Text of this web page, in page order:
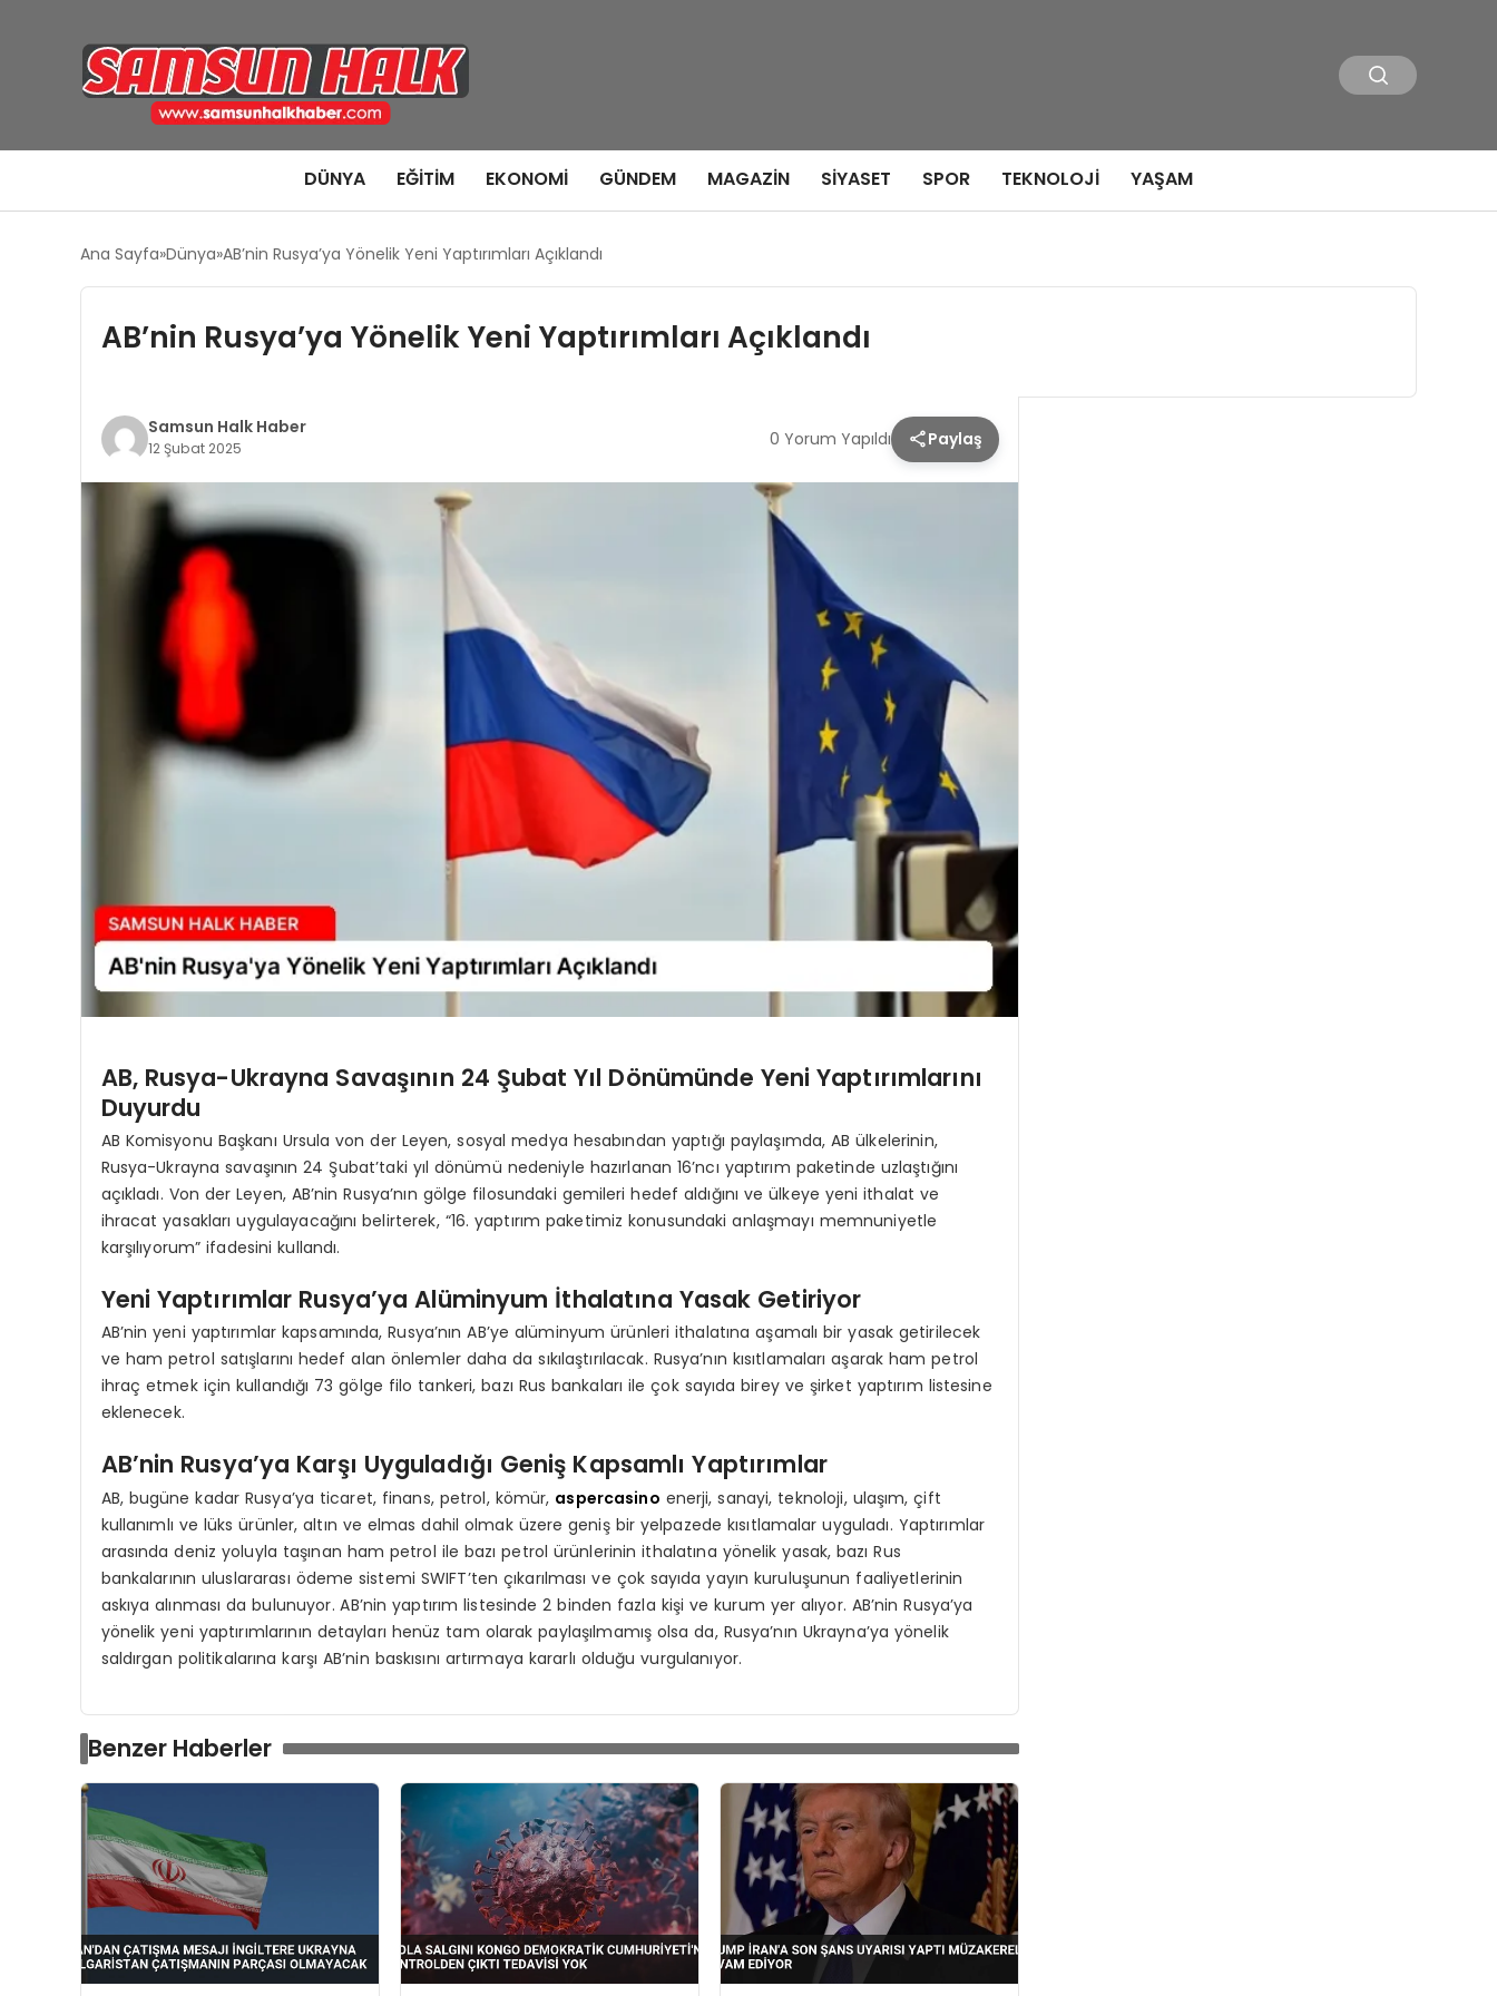
DÜNYA EĞITIM EKONOMI GÜNDEM MAGAZIN SIYASET SPOR TEKNOLOJI YAŞAM
Ana Sayfa Dünya AB’nin Rusya’ya Yönelik Yeni Yaptırımları Açıklandı
AB’nin Rusya’ya Yönelik Yeni Yaptırımları Açıklandı
Samsun Halk Haber
12 Şubat 2025 0 Yorum Yapıldı Paylaş
AB, Rusya-Ukrayna Savaşının 24 Şubat Yıl Dönümünde Yeni Yaptırımlarını
Duyurdu
AB Komisyonu Başkanı Ursula von der Leyen, sosyal medya hesabından yaptığı paylaşımda, AB ülkelerinin,
Rusya-Ukrayna savaşının 24 Şubat’taki yıl dönümü nedeniyle hazırlanan 16’ncı yaptırım paketinde uzlaştığını
açıkladı. Von der Leyen, AB’nin Rusya’nın gölge filosundaki gemileri hedef aldığını ve ülkeye yeni ithalat ve
ihracat yasakları uygulayacağını belirterek, “16. yaptırım paketimiz konusundaki anlaşmayı memnuniyetle
karşılıyorum” ifadesini kullandı.
Yeni Yaptırımlar Rusya’ya Alüminyum İthalatına Yasak Getiriyor
AB’nin yeni yaptırımlar kapsamında, Rusya’nın AB’ye alüminyum ürünleri ithalatına aşamalı bir yasak getirilecek
ve ham petrol satışlarını hedef alan önlemler daha da sıkılaştırılacak. Rusya’nın kısıtlamaları aşarak ham petrol
ihraç etmek için kullandığı 73 gölge filo tankeri, bazı Rus bankaları ile çok sayıda birey ve şirket yaptırım listesine
eklenecek.
AB’nin Rusya’ya Karşı Uyguladığı Geniş Kapsamlı Yaptırımlar
AB, bugüne kadar Rusya’ya ticaret, finans, petrol, kömür, aspercasino enerji, sanayi, teknoloji, ulaşım, çift
kullanımlı ve lüks ürünler, altın ve elmas dahil olmak üzere geniş bir yelpazede kısıtlamalar uyguladı. Yaptırımlar
arasında deniz yoluyla taşınan ham petrol ile bazı petrol ürünlerinin ithalatına yönelik yasak, bazı Rus
bankalarının uluslararası ödeme sistemi SWIFT’ten çıkarılması ve çok sayıda yayın kuruluşunun faaliyetlerinin
askıya alınması da bulunuyor. AB’nin yaptırım listesinde 2 binden fazla kişi ve kurum yer alıyor. AB’nin Rusya’ya
yönelik yeni yaptırımlarının detayları henüz tam olarak paylaşılmamış olsa da, Rusya’nın Ukrayna’ya yönelik
saldırgan politikalarına karşı AB’nin baskısını artırmaya kararlı olduğu vurgulanıyor.
Benzer Haberler